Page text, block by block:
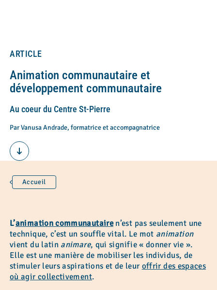
ARTICLE
Animation communautaire et
développement communautaire
Au coeur du Centre St-Pierre
Par Vanusa Andrade, formatrice et accompagnatrice
Accueil
L’animation communautairen’est pas seulement une
technique, c’est un souffle vital. Le mot animation
vient du latin animare, qui signifie « donner vie ».
Elle est une manière de mobiliser les individus, de
stimuler leurs aspirations et de leur offrir des espaces
où agir collectivement.